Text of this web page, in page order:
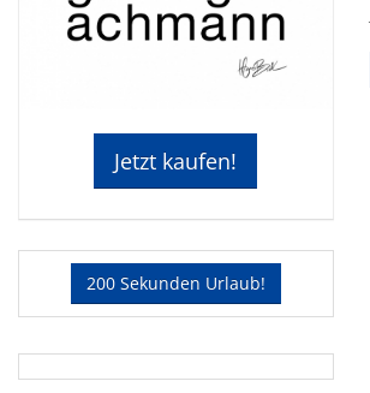
Jetzt kaufen!
200 Sekunden Urlaub!